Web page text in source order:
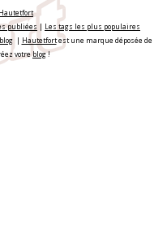
Hautetfort
publiées | Les tags les plus populaires
| Hautetfortest une marque déposée de
votreblog!